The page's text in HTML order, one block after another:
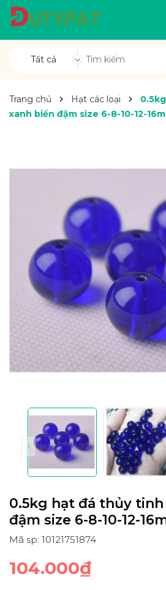
Tất cả
Trang chủ Hạt các loại
xanh biển đậm size 6-8-10-12-
0.5kg hạt đá thủy
đậm size 6-8-10-12-
Mã sp: 10121751874
104.000₫